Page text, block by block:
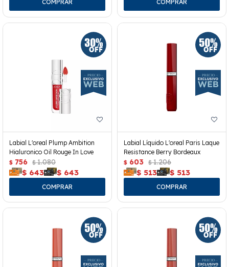
Labial L'oreal Plump Ambition
Hialuronico Oil Rouge In Love
$ 756 $ 1.080
$ 643 $ 643
Labial Líquido L'oreal Paris Laque
Resistance Berry Bordeaux
$ 603 $ 1.206
$ 513 $ 513